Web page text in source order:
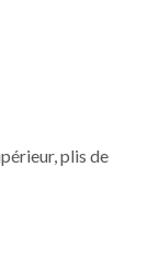
plis de